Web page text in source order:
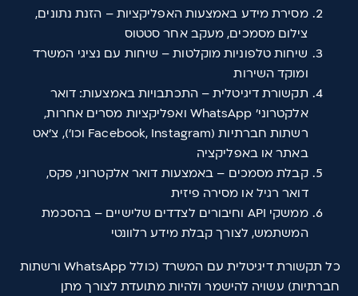
מסירת מידע באמצעות האפליקציות – הזנת נתונים,
צילום מסמכים, מעקב אחר סטטוס
שיחות טלפוניות מוקלטות – שיחות עם נציגי המשרד
ומוקד השירות
תקשורת דיגיטלית – התכתבויות באמצעות: דואר
אלקטרוני' WhatsApp ואפליקציות מסרים אחרות,
רשתות חברתיות (Facebook, Instagram וכו'), צ'אט
באתר או באפליקציה
קבלת מסמכים – באמצעות דואר אלקטרוני, פקס,
דואר רגיל או מסירה פיזית
ממשקי API וחיבורים לצדדים שלישיים – בהסכמת
המשתמש, לצורך קבלת מידע רלוונטי
כל תקשורת דיגיטלית עם המשרד (כולל WhatsApp ורשתות
חברתיות) עשויה להישמר ולהיות מתועדת לצורך מתן